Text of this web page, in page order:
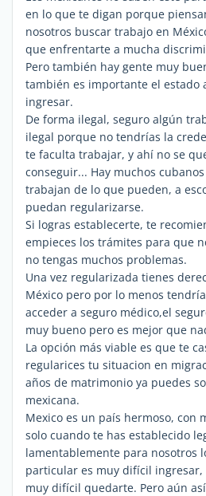
en lo que te digan porque
nosotros buscar trabajo en
que enfrentarte a mucha
Pero también hay gente muy
también es importante el estado
ingresar.
De forma ilegal, seguro algún
ilegal porque no tendrías la
te faculta trabajar, y ahí no se
conseguir... Hay muchos
trabajan de lo que pueden, a
puedan regularizarse.
Si logras establecerte, te
empieces los trámites para que
no tengas muchos problemas.
Una vez regularizada tienes
México pero por lo menos
acceder a seguro médico,el
muy bueno pero es mejor que
La opción más viable es que te
regularices tu situacion en
años de matrimonio ya puedes
mexicana.
Mexico es un país hermoso, con
solo cuando te has establecido
lamentablemente para nosotros
particular es muy difícil
muy difícil quedarte. Pero aún